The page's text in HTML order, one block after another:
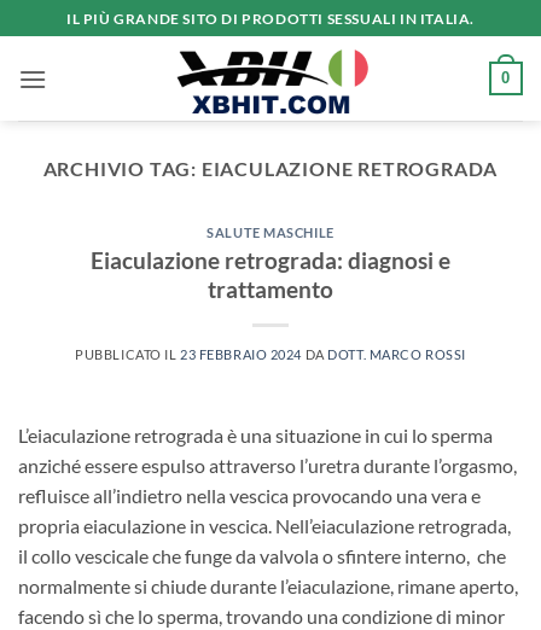
ai
contenuti
IL PIÙ GRANDE SITO DI PRODOTTI SESSUALI IN ITALIA.
0
ARCHIVIO TAG: EIACULAZIONE RETROGRADA
SALUTE MASCHILE
Eiaculazione retrograda: diagnosi e
trattamento
PUBBLICATO IL 23 FEBBRAIO 2024 DA DOTT. MARCO ROSSI
L’eiaculazione retrograda è una situazione in cui lo sperma
anziché essere espulso attraverso l’uretra durante l’orgasmo,
refluisce all’indietro nella vescica provocando una vera e
propria eiaculazione in vescica. Nell’eiaculazione retrograda,
il collo vescicale che funge da valvola o sfintere interno, che
normalmente si chiude durante l’eiaculazione, rimane aperto,
facendo sì che lo sperma, trovando una condizione di minor